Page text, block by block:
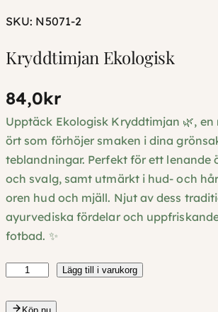
SKU: N5071-2
Kryddtimjan Ekologisk
84,0kr
Upptäck Ekologisk Kryddtimjan 🌿, en
ört som förhöjer smaken i dina
teblandningar. Perfekt för ett lenande
och svalg, samt utmärkt i hud- och
oren hud och mjäll. Njut av dess
ayurvediska fördelar och
fotbad. ✨
Lägg till i varukorg